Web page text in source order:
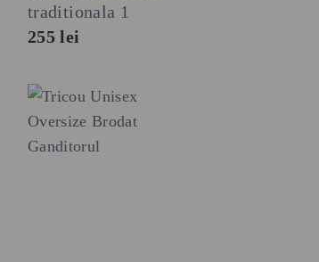
traditionala 1
255lei